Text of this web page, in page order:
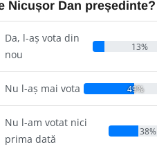
Nicușor Dan președinte?
Da, l-aș vota din
nou
13%
Nu l-aș mai vota 49%
Nu l-am votat nici
prima dată
38%